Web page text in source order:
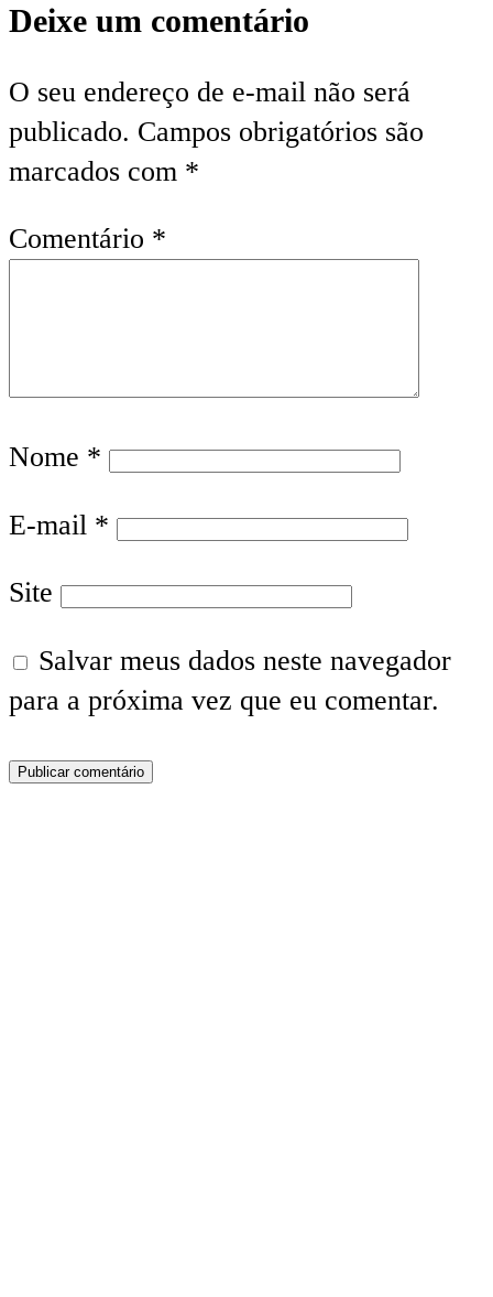
Deixe um comentário
O seu endereço de e-mail não será
publicado. Campos obrigatórios são
marcados com *
Comentário *
Nome *
E-mail *
Site
Salvar meus dados neste navegador
para a próxima vez que eu comentar.